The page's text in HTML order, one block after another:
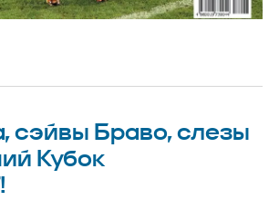
сэйвы Браво, слезы
Кубок